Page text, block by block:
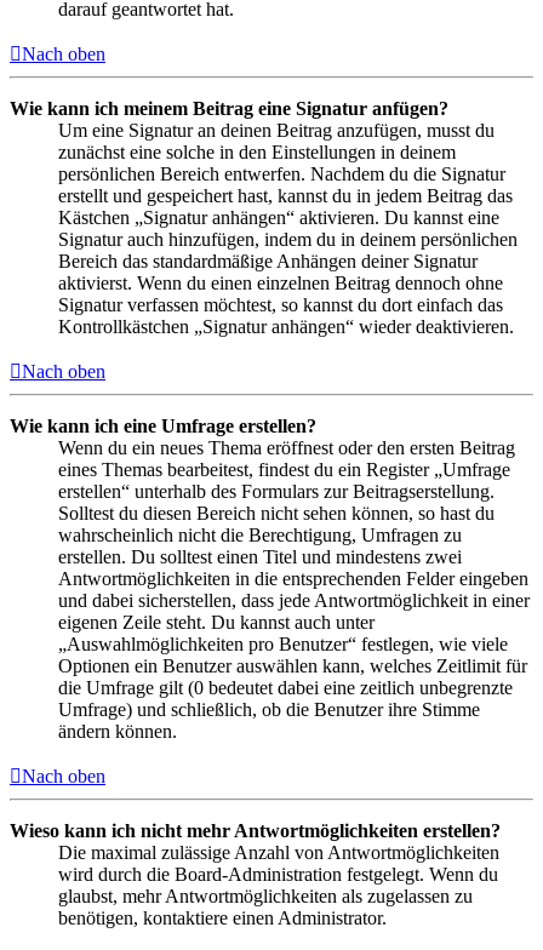
darauf geantwortet hat.
Nach oben
Wie kann ich meinem Beitrag eine Signatur anfügen?
Um eine Signatur an deinen Beitrag anzufügen, musst du
zunächst eine solche in den Einstellungen in deinem
persönlichen Bereich entwerfen. Nachdem du die Signatur
erstellt und gespeichert hast, kannst du in jedem Beitrag das
Kästchen „Signatur anhängen“ aktivieren. Du kannst eine
Signatur auch hinzufügen, indem du in deinem persönlichen
Bereich das standardmäßige Anhängen deiner Signatur
aktivierst. Wenn du einen einzelnen Beitrag dennoch ohne
Signatur verfassen möchtest, so kannst du dort einfach das
Kontrollkästchen „Signatur anhängen“ wieder deaktivieren.
Nach oben
Wie kann ich eine Umfrage erstellen?
Wenn du ein neues Thema eröffnest oder den ersten Beitrag
eines Themas bearbeitest, findest du ein Register „Umfrage
erstellen“ unterhalb des Formulars zur Beitragserstellung.
Solltest du diesen Bereich nicht sehen können, so hast du
wahrscheinlich nicht die Berechtigung, Umfragen zu
erstellen. Du solltest einen Titel und mindestens zwei
Antwortmöglichkeiten in die entsprechenden Felder eingeben
und dabei sicherstellen, dass jede Antwortmöglichkeit in einer
eigenen Zeile steht. Du kannst auch unter
„Auswahlmöglichkeiten pro Benutzer“ festlegen, wie viele
Optionen ein Benutzer auswählen kann, welches Zeitlimit für
die Umfrage gilt (0 bedeutet dabei eine zeitlich unbegrenzte
Umfrage) und schließlich, ob die Benutzer ihre Stimme
ändern können.
Nach oben
Wieso kann ich nicht mehr Antwortmöglichkeiten erstellen?
Die maximal zulässige Anzahl von Antwortmöglichkeiten
wird durch die Board-Administration festgelegt. Wenn du
glaubst, mehr Antwortmöglichkeiten als zugelassen zu
benötigen, kontaktiere einen Administrator.